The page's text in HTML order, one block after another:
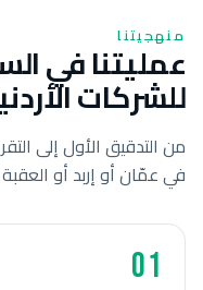
منهجيتنا
للشركات
من التدقيق الأول إلى
في عمّان أو إربد أو
01